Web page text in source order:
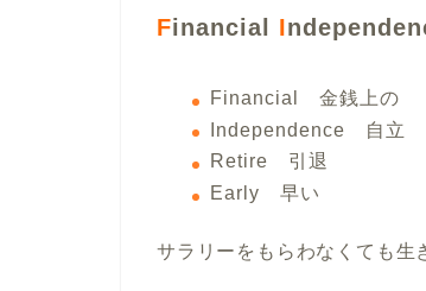
Financial I
Financial 金銭上の
Independence 自立
Retire 引退
Early 早い
サラリーをもらわなくても生